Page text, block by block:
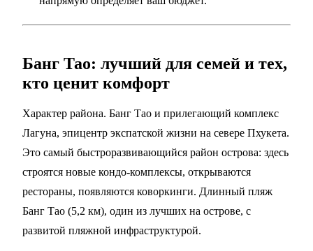
Банг Тао: лучший для семей и тех,
кто ценит комфорт
Характер района. Банг Тао и прилегающий комплекс
Лагуна, эпицентр экспатской жизни на севере Пхукета.
Это самый быстроразвивающийся район острова: здесь
строятся новые кондо-комплексы, открываются
рестораны, появляются коворкинги. Длинный пляж
Банг Тао (5,2 км), один из лучших на острове, с
развитой пляжной инфраструктурой.